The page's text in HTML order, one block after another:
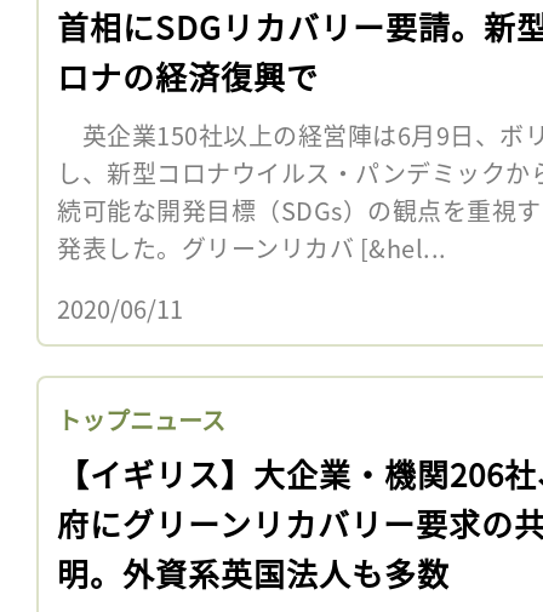
首相にSDGリカバリー要請。新
ロナの経済復興で
英企業150社以上の経営陣は6月9日、ボ
し、新型コロナウイルス・パンデミック
続可能な開発目標（SDGs）の観点を重視
発表した。グリーンリカバ [&hel...
2020/06/11
トップニュース
【イギリス】大企業・機関206
府にグリーンリカバリー要求の
明。外資系英国法人も多数